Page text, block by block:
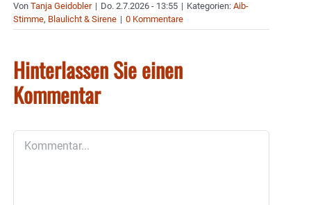
Von Tanja Geidobler | Do. 2.7.2026 - 13:55 | Kategorien: Aib-
Stimme, Blaulicht & Sirene | 0 Kommentare
Hinterlassen Sie einen
Kommentar